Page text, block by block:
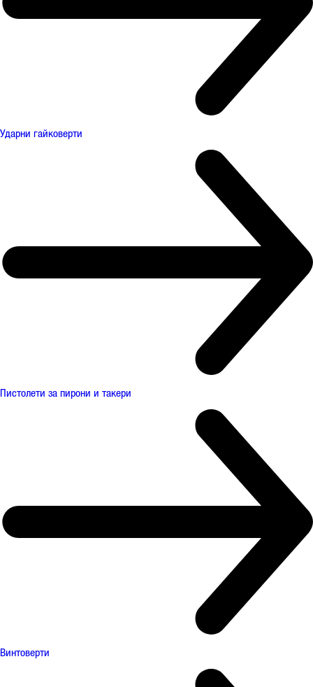
Ударни гайковерти
Пистолети за пирони и такери
Винтоверти